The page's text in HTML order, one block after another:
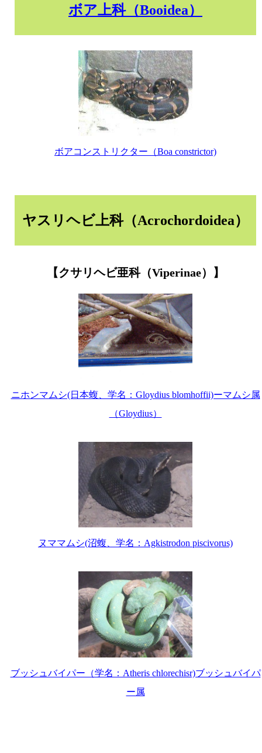
ボア上科（Booidea）
ボアコンストリクター（Boa constrictor)
ヤスリヘビ上科（Acrochordoidea）
【クサリヘビ亜科（Viperinae）】
ニホンマムシ(日本蝮、学名：Gloydius blomhoffii)ーマムシ属
（Gloydius）
ヌママムシ(沼蝮、学名：Agkistrodon piscivorus)
ブッシュバイパー（学名：Atheris chlorechisr)ブッシュバイパ
ー属